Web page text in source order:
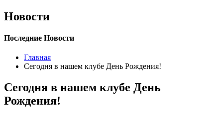
Новости
Последние Новости
Главная
Сегодня в нашем клубе День Рождения!
Сегодня в нашем клубе День
Рождения!